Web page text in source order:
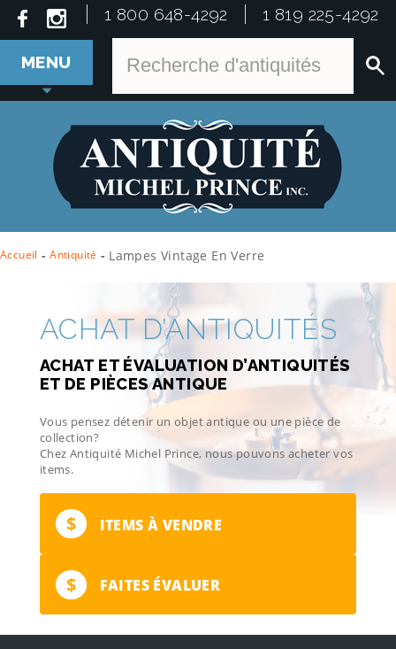
1 800 648-4292 1 819 225-4292
MENU
Accueil - Antiquité - Lampes Vintage En Verre
ACHAT D’ANTIQUITÉS
ACHAT ET ÉVALUATION D’ANTIQUITÉS
ET DE PIÈCES ANTIQUE
Vous pensez détenir un objet antique ou une pièce de
collection?
Chez Antiquité Michel Prince, nous pouvons acheter vos
items.
$ ITEMS À VENDRE
$ FAITES ÉVALUER